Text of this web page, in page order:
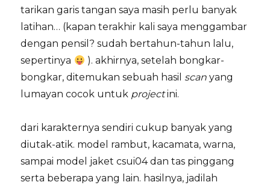
tarikan garis tangan saya masih perlu banyak
latihan… (kapan terakhir kali saya menggambar
dengan pensil? sudah bertahun-tahun lalu,
sepertinya
). akhirnya, setelah bongkar-
bongkar, ditemukan sebuah hasil scan yang
lumayan cocok untuk projectini.
dari karakternya sendiri cukup banyak yang
diutak-atik. model rambut, kacamata, warna,
sampai model jaket csui04 dan tas pinggang
serta beberapa yang lain. hasilnya, jadilah